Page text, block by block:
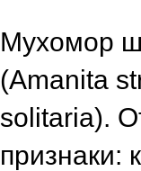
Мухомор
(Amanita
solitaria).
признаки: